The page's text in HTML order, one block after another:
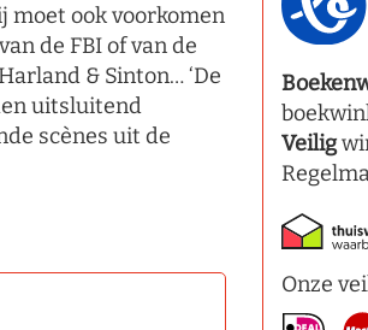
moet ook voorkomen
de FBI of van de
& Sinton… ‘De
uitsluitend
scènes uit de
Veilig
Onze